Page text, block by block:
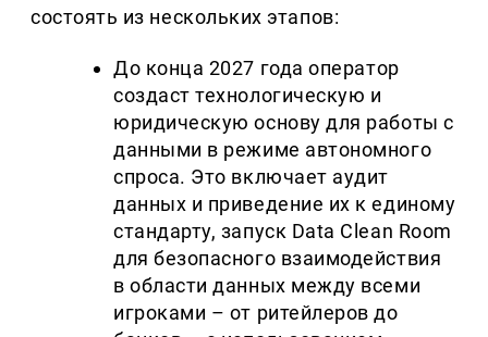
состоять из нескольких этапов:
До конца 2027 года оператор
создаст технологическую и
юридическую основу для работы с
данными в режиме автономного
спроса. Это включает аудит
данных и приведение их к единому
стандарту, запуск Data Clean Room
для безопасного взаимодействия
в области данных между всеми
игроками – от ритейлеров до